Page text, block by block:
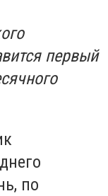
первый
по